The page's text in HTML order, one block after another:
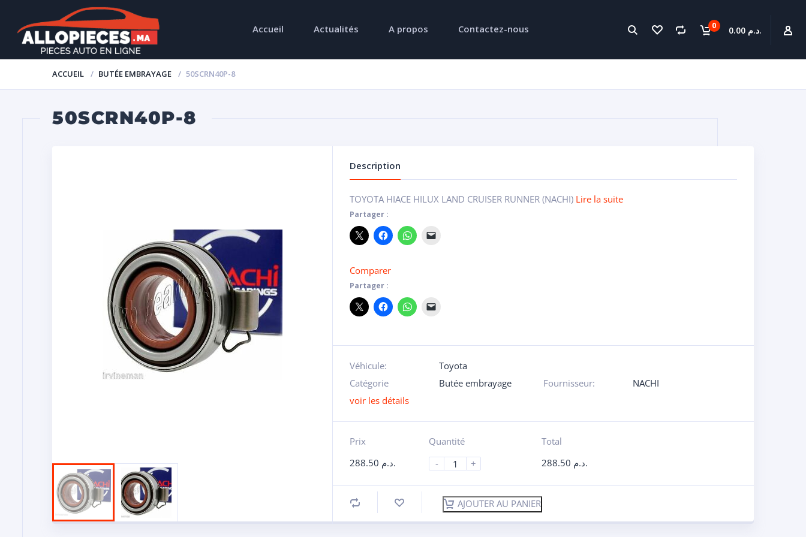
0 0.00 د.م. Accueil Actualités A propos Contactez-nous
ACCUEIL BUTÉE EMBRAYAGE 50SCRN40P-8
50SCRN40P-8
Description
TOYOTA HIACE HILUX LAND CRUISER RUNNER (NACHI) Lire la suite
Partager :
Comparer
Partager :
Véhicule:
Toyota
Catégorie
Butée embrayage Fournisseur:
NACHI
voir les détails
Prix
288.50
د.م.
Quantité
-
+
Total
288.50
د.م.
AJOUTER AU PANIER